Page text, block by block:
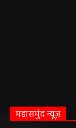
महासमुंद न्यूज़